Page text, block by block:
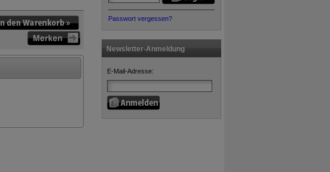
Passwort vergessen?
Newsletter-Anmeldung
E-Mail-Adresse: